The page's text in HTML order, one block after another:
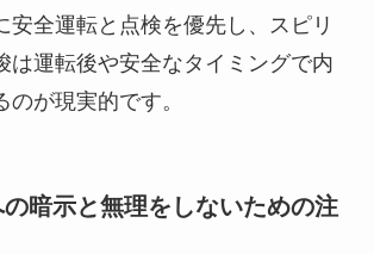
安全運転と点検を優先し、スピリ
は運転後や安全なタイミングで内
が現実的です。
暗示と無理をしないための注